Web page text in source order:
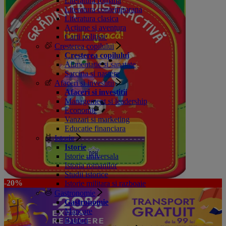
Literatura contemporana
Literatura clasica
Actiune si aventura
Carti politiste
Cresterea copilului
Cresterea copilului
Alimentatie si sanatate
Sarcina si nastere
Afaceri si investitii
Afaceri si investitii
Management si leadership
Economie
Vanzari si marketing
Educatie financiara
Istorie
Istorie
Istorie universala
Istoria romanilor
Studii istorice
Istorie militara si razboaie
Gastronomie
Gastronomie
Mancare
Bauturi
-20%